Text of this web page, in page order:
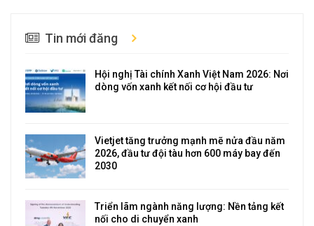
Tin mới đăng
Hội nghị Tài chính Xanh Việt Nam 2026: Nơi
dòng vốn xanh kết nối cơ hội đầu tư
Vietjet tăng trưởng mạnh mẽ nửa đầu năm
2026, đầu tư đội tàu hơn 600 máy bay đến
2030
Triển lãm ngành năng lượng: Nền tảng kết
nối cho di chuyển xanh